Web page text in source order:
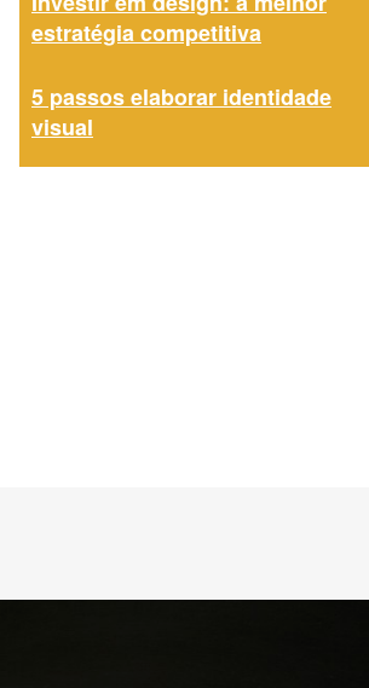
estratégia competitiva
5 passos elaborar identidade
visual